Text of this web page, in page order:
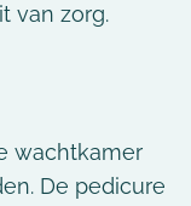
van zorg.
wachtkamer
De pedicure